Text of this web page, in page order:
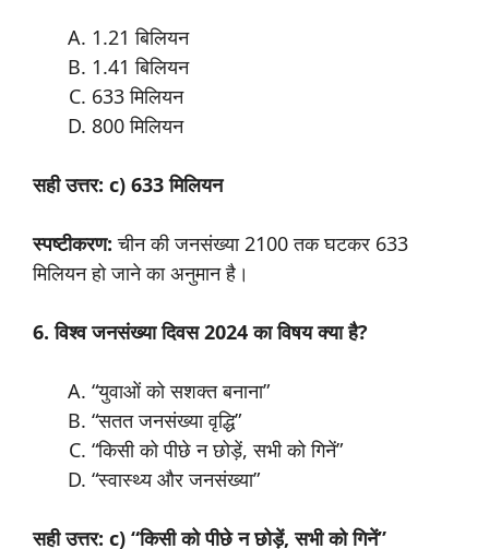
1.21 बिलियन
1.41 बिलियन
633 मिलियन
800 मिलियन
सही उत्तर: c) 633 मिलियन
स्पष्टीकरण: चीन की जनसंख्या 2100 तक घटकर 633
मिलियन हो जाने का अनुमान है।
6. विश्व जनसंख्या दिवस 2024 का विषय क्या है?
“युवाओं को सशक्त बनाना”
“सतत जनसंख्या वृद्धि”
“किसी को पीछे न छोड़ें, सभी को गिनें”
“स्वास्थ्य और जनसंख्या”
सही उत्तर: c) “किसी को पीछे न छोड़ें, सभी को गिनें”